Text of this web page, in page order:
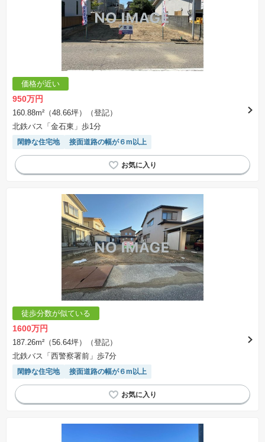
価格が近い
950万円
160.88m²（48.66坪）（登記）
北鉄バス「金石東」歩1分
閑静な住宅地 接面道路の幅が６m以上
徒歩分数が似ている
1600万円
187.26m²（56.64坪）（登記）
北鉄バス「西警察署前」歩7分
閑静な住宅地 接面道路の幅が６m以上